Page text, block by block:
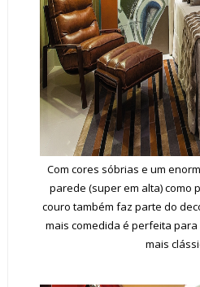
Com cores sóbrias e um
parede (super em alta) como
couro também faz parte do
mais comedida é perfeita
mais